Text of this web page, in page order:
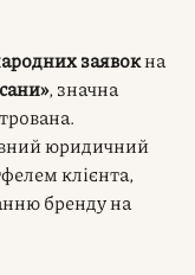
заявокна
, значна
юридичний
клієнта,
бренду на